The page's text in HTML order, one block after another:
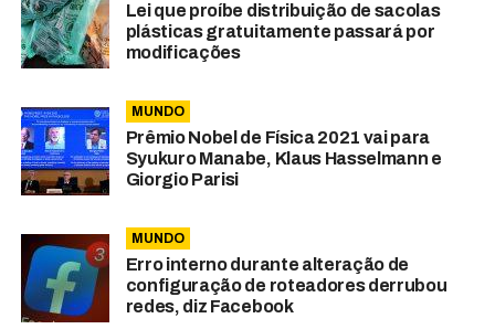
Lei que proíbe distribuição de sacolas
plásticas gratuitamente passará por
modificações
MUNDO
Prêmio Nobel de Física 2021 vai para
Syukuro Manabe, Klaus Hasselmann e
Giorgio Parisi
MUNDO
Erro interno durante alteração de
configuração de roteadores derrubou
redes, diz Facebook